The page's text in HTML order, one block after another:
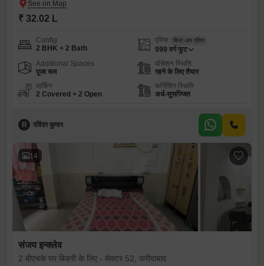
₹ 32.02 L
Config
2 BHK + 2 Bath
एरिया बिल्ट-अप एरिया
999 वर्ग फुट
Additional Spaces
पूजा रूम
पॉसेशन स्थिति
रहने के लिए तैयार
पार्किंग
2 Covered + 2 Open
फर्निशिंग स्थिति
अर्ध-सुसज्जित
R रविंदर कुमार
14
संजय इन्क्लेव
2 बीएचके घर बिक्री के लिए - सेक्टर 52, फरीदाबाद